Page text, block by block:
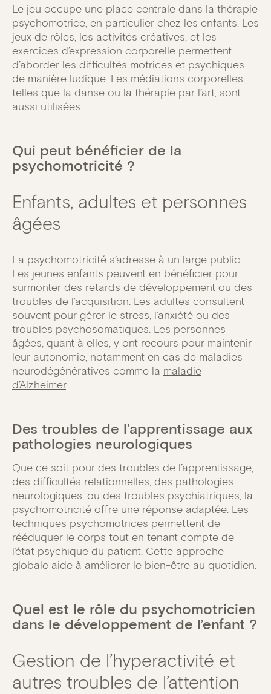
Le jeu occupe une place centrale dans la thérapie
psychomotrice, en particulier chez les enfants. Les
jeux de rôles, les activités créatives, et les
exercices d’expression corporelle permettent
d’aborder les difficultés motrices et psychiques
de manière ludique. Les médiations corporelles,
telles que la danse ou la thérapie par l’art, sont
aussi utilisées.
Qui peut bénéficier de la
psychomotricité ?
Enfants, adultes et personnes
âgées
La psychomotricité s’adresse à un large public.
Les jeunes enfants peuvent en bénéficier pour
surmonter des retards de développement ou des
troubles de l’acquisition. Les adultes consultent
souvent pour gérer le stress, l’anxiété ou des
troubles psychosomatiques. Les personnes
âgées, quant à elles, y ont recours pour maintenir
leur autonomie, notamment en cas de maladies
neurodégénératives comme la maladie
d’Alzheimer.
Des troubles de l’apprentissage aux
pathologies neurologiques
Que ce soit pour des troubles de l’apprentissage,
des difficultés relationnelles, des pathologies
neurologiques, ou des troubles psychiatriques, la
psychomotricité offre une réponse adaptée. Les
techniques psychomotrices permettent de
rééduquer le corps tout en tenant compte de
l’état psychique du patient. Cette approche
globale aide à améliorer le bien-être au quotidien.
Quel est le rôle du psychomotricien
dans le développement de l’enfant ?
Gestion de l’hyperactivité et
autres troubles de l’attention